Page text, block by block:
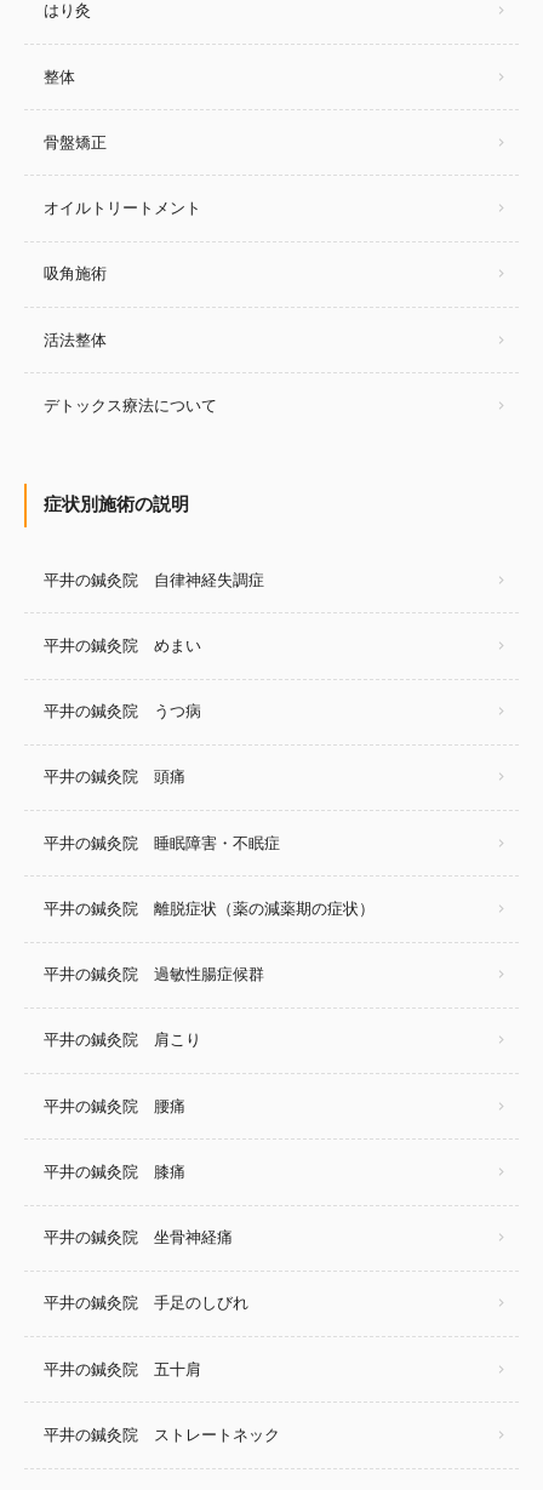
はり灸
整体
骨盤矯正
オイルトリートメント
吸角施術
活法整体
デトックス療法について
症状別施術の説明
平井の鍼灸院 自律神経失調症
平井の鍼灸院 めまい
平井の鍼灸院 うつ病
平井の鍼灸院 頭痛
平井の鍼灸院 睡眠障害・不眠症
平井の鍼灸院 離脱症状（薬の減薬期の症状）
平井の鍼灸院 過敏性腸症候群
平井の鍼灸院 肩こり
平井の鍼灸院 腰痛
平井の鍼灸院 膝痛
平井の鍼灸院 坐骨神経痛
平井の鍼灸院 手足のしびれ
平井の鍼灸院 五十肩
平井の鍼灸院 ストレートネック